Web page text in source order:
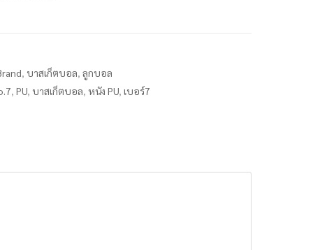
, บาสเก็ตบอล, ลูกบอล
, PU, บาสเก็ตบอล, หนัง PU, เบอร์7